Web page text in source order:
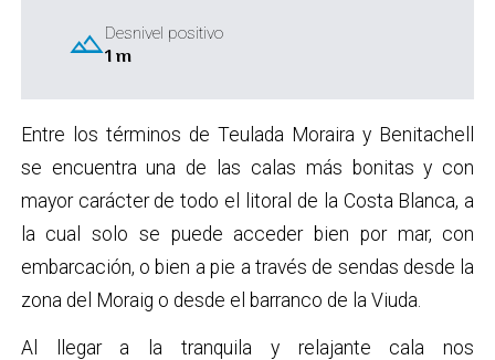
landscapeDesnivel positivo
1 m
Entre los términos de Teulada Moraira y Benitachell
se encuentra una de las calas más bonitas y con
mayor carácter de todo el litoral de la Costa Blanca, a
la cual solo se puede acceder bien por mar, con
embarcación, o bien a pie a través de sendas desde la
zona del Moraig o desde el barranco de la Viuda.
Al llegar a la tranquila y relajante cala nos